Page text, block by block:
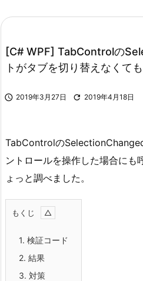
[C# WPF] TabControlの
トがタブを切り替えなくて
 2019年3月27日  2019年4月18日
TabControlの
ントロールを操作した場合にも
ょっと調べました。
もくじ
1. 検証コード
2. 結果
3. 対策